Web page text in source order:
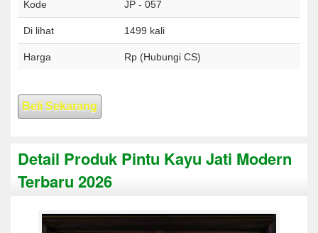
Kode JP - 057
Di lihat 1499 kali
Harga Rp (Hubungi CS)
Beli Sekarang
Detail Produk Pintu Kayu Jati Modern
Terbaru 2026